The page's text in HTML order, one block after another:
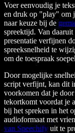
Voer eenvoudig je
en druk op "play" om
naar keuze bij de
spreektijd. Van
presentatie verfijnen
spreeksnelheid te
om de toespraak
Door mogelijke
script verfijnt, kan dit
voorkomen dat je
tekortkomt voordat je
bij het spreken in het
audioformaat met
van Speechify uit te